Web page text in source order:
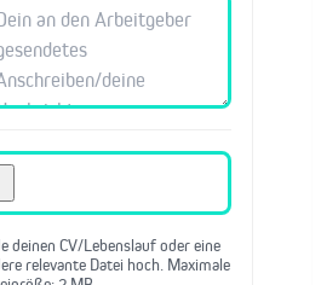
deinen CV/Lebenslauf oder eine
relevante Datei hoch. Maximale